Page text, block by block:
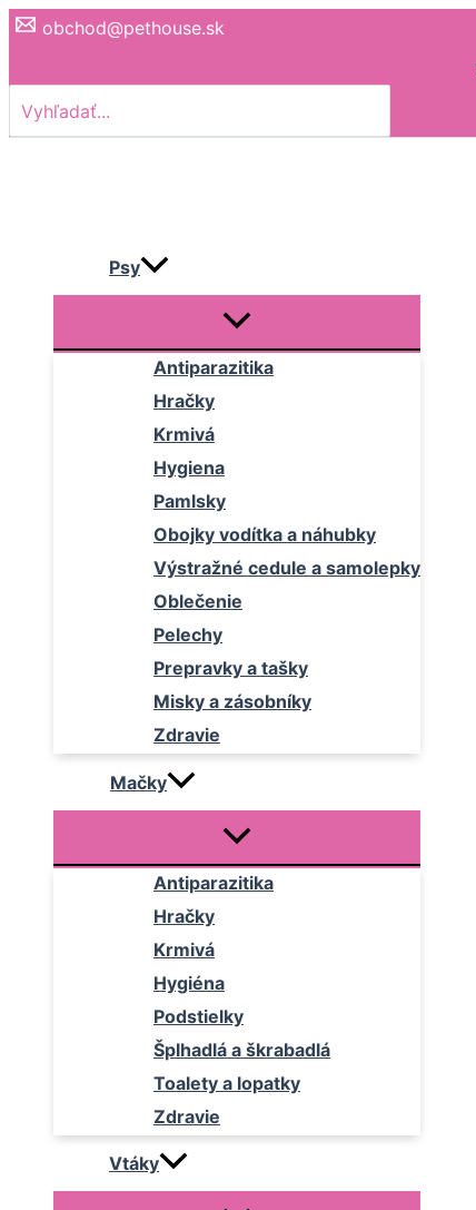
Preskočiť
obchod@pethouse.sk
for:
Psy
Antiparazitika
Hračky
Krmivá
Hygiena
Pamlsky
Obojky vodítka a náhubky
Výstražné cedule a samolepky
Oblečenie
Pelechy
Prepravky a tašky
Misky a zásobníky
Zdravie
Mačky
Antiparazitika
Hračky
Krmivá
Hygiéna
Podstielky
Šplhadlá a škrabadlá
Toalety a lopatky
Zdravie
Vtáky